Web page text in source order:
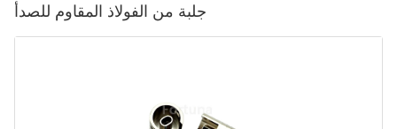
جلبة من الفولاذ المقاوم للصدأ